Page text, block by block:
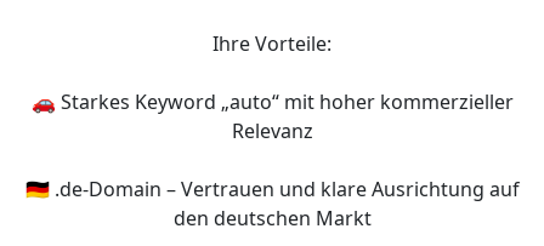
Ihre Vorteile:
🚗 Starkes Keyword „auto“ mit hoher kommerzieller
Relevanz
🇩🇪 .de-Domain – Vertrauen und klare Ausrichtung auf
den deutschen Markt